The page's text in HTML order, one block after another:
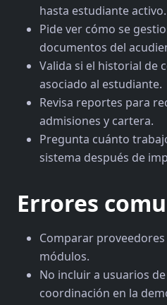
hasta estudiante activo.
Pide ver cómo se
documentos del
Valida si el historial de
asociado al estudiante.
Revisa reportes para
admisiones y cartera.
Pregunta cuánto
sistema después de
Errores
Comparar
módulos.
No incluir a usuarios
coordinación en la